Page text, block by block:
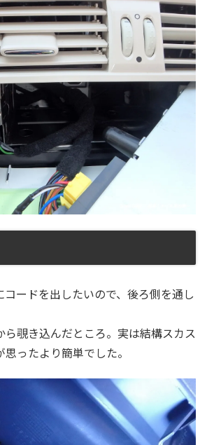
ードを出したいので、後ろ側を通し
ら覗き込んだところ。実は結構スカス
ったより簡単でした。